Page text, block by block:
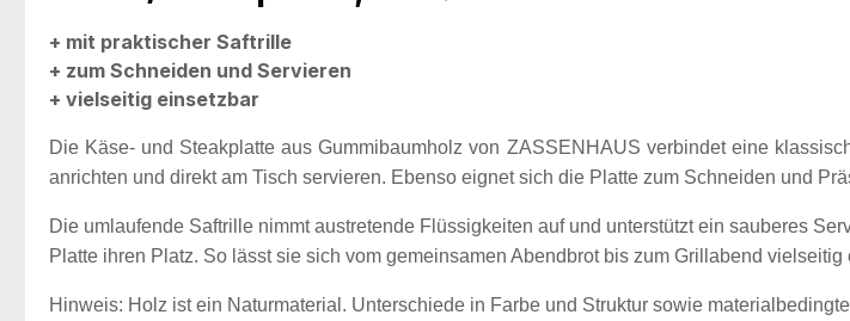
+ mit praktischer Saftrille
+ zum Schneiden und Servieren
+ vielseitig einsetzbar
Die Käse- und Steakplatte aus Gummibaumholz von ZASSENHAUS verbindet eine
anrichten und direkt am Tisch servieren. Ebenso eignet sich die Platte zum Schneiden und
Die umlaufende Saftrille nimmt austretende Flüssigkeiten auf und unterstützt ein sauberes
Platte ihren Platz. So lässt sie sich vom gemeinsamen Abendbrot bis zum Grillabend vielseitig
Hinweis: Holz ist ein Naturmaterial. Unterschiede in Farbe und Struktur sowie